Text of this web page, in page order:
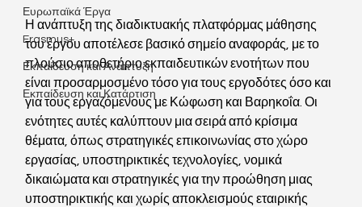
Ευρωπαϊκά Έργα
Erasmus+
Εκπαίδευση και Ανάπτυξη
Εκπαίδευση και Κατάρτιση
Η ανάπτυξη της διαδικτυακής πλατφόρμας μάθησης
του έργου αποτέλεσε βασικό σημείο αναφοράς, με το
πλούσιο αποθετήριο εκπαιδευτικών ενοτήτων που
είναι προσαρμοσμένο τόσο για τους εργοδότες όσο και
για τους εργαζόμενους με Κώφωση και Βαρηκοΐα. Οι
ενότητες αυτές καλύπτουν μια σειρά από κρίσιμα
θέματα, όπως στρατηγικές επικοινωνίας στο χώρο
εργασίας, υποστηρικτικές τεχνολογίες, νομικά
δικαιώματα και στρατηγικές για την προώθηση μιας
υποστηρικτικής και χωρίς αποκλεισμούς εταιρικής